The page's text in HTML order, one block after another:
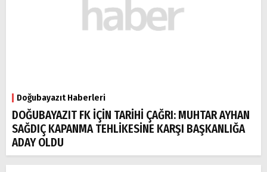
Doğubayazıt Haberleri
DOĞUBAYAZIT FK İÇİN TARİHİ ÇAĞRI: MUHTAR AYHAN
SAĞDIÇ KAPANMA TEHLİKESİNE KARŞI BAŞKANLIĞA
ADAY OLDU